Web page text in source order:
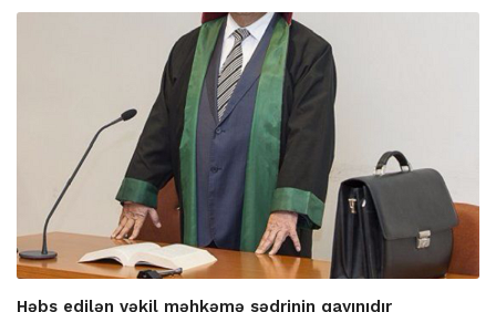
Həbs edilən vəkil məhkəmə sədrinin qayınıdır